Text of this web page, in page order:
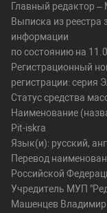
Главный редактор
Выписка из реестра
информации
по состоянию на
Регистрационный
регистрации: серия
Статус средства
Наименование
Pit-iskra
Язык(и): русский,
Перевод
Российской
Учредитель МУП
Машенцев